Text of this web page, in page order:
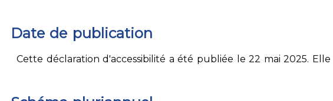
Date de publication
Cette déclaration d'accessibilité a été publiée le 22 mai 2025.